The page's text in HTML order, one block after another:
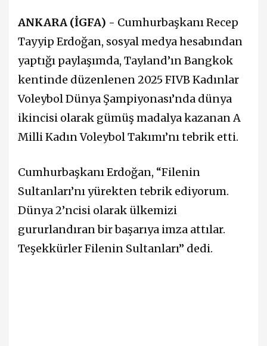
ANKARA (İGFA) - Cumhurbaşkanı Recep
Tayyip Erdoğan, sosyal medya hesabından
yaptığı paylaşımda, Tayland’ın Bangkok
kentinde düzenlenen 2025 FIVB Kadınlar
Voleybol Dünya Şampiyonası’nda dünya
ikincisi olarak gümüş madalya kazanan A
Milli Kadın Voleybol Takımı’nı tebrik etti.
Cumhurbaşkanı Erdoğan, “Filenin
Sultanları’nı yürekten tebrik ediyorum.
Dünya 2’ncisi olarak ülkemizi
gururlandıran bir başarıya imza attılar.
Teşekkürler Filenin Sultanları” dedi.